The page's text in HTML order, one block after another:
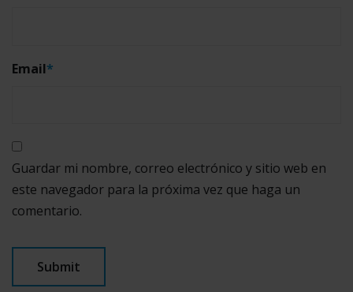
Email*
Guardar mi nombre, correo electrónico y sitio web en
este navegador para la próxima vez que haga un
comentario.